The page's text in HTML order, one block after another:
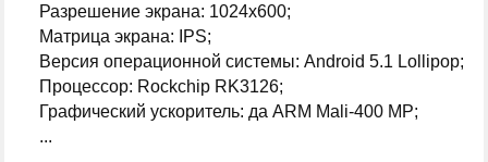
Разрешение экрана: 1024x600;
Матрица экрана: IPS;
Версия операционной системы: Android 5.1 Lollipop;
Процессор: Rockchip RK3126;
Графический ускоритель: да ARM Mali-400 MP;
...